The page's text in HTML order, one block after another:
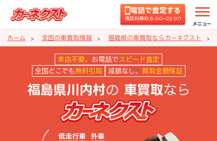
電話で査定する
通話料無料 8:00~22:00
メニュー
ホーム 全国の車買取情報 福島県の車買取ならカーネクスト
福島県川内村の車買取ならカー
来店不要。 お電話で スピード査定
全国どこでも 無料引取 減額なし。 買取金額保証
福島県川内村の 車買取なら